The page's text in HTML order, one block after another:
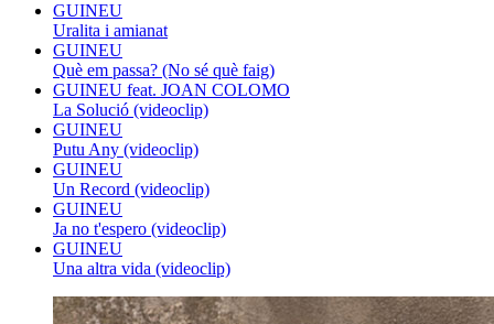
GUINEU
Uralita i amianat
GUINEU
Què em passa? (No sé què faig)
GUINEU feat. JOAN COLOMO
La Solució (videoclip)
GUINEU
Putu Any (videoclip)
GUINEU
Un Record (videoclip)
GUINEU
Ja no t'espero (videoclip)
GUINEU
Una altra vida (videoclip)